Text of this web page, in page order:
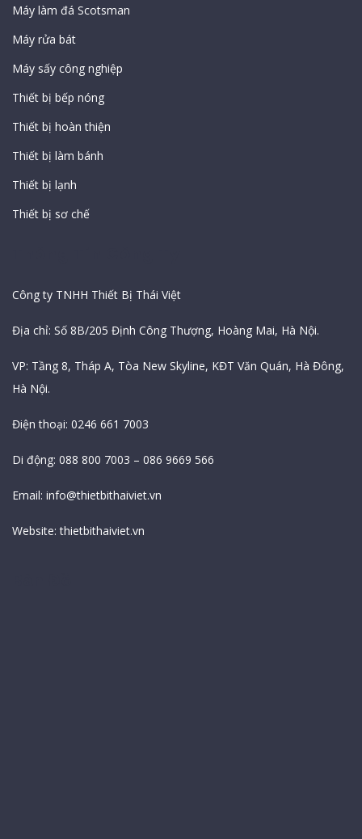
Máy làm đá Scotsman
Máy rửa bát
Máy sấy công nghiệp
Thiết bị bếp nóng
Thiết bị hoàn thiện
Thiết bị làm bánh
Thiết bị lạnh
Thiết bị sơ chế
Công ty TNHH Thiết Bị Thái Việt
Địa chỉ: Số 8B/205 Định Công Thượng, Hoàng Mai, Hà Nội.
VP: Tầng 8, Tháp A, Tòa New Skyline, KĐT Văn Quán, Hà Đông,
Hà Nội.
Điện thoại: 0246 661 7003
Di động: 088 800 7003 – 086 9669 566
Email: info@thietbithaiviet.vn
Website:thietbithaiviet.vn